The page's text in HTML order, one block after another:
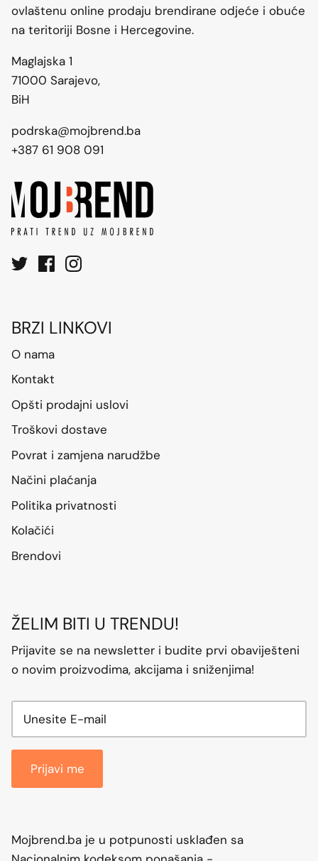
ovlaštenu online prodaju brendirane odjeće i obuće
na teritoriji Bosne i Hercegovine.
Maglajska 1
71000 Sarajevo,
BiH
podrska@mojbrend.ba
+387 61 908 091
BRZI LINKOVI
O nama
Kontakt
Opšti prodajni uslovi
Troškovi dostave
Povrat i zamjena narudžbe
Načini plaćanja
Politika privatnosti
Kolačići
Brendovi
ŽELIM BITI U TRENDU!
Prijavite se na newsletter i budite prvi obaviješteni
o novim proizvodima, akcijama i sniženjima!
Prijavi me
Mojbrend.ba je u potpunosti usklađen sa